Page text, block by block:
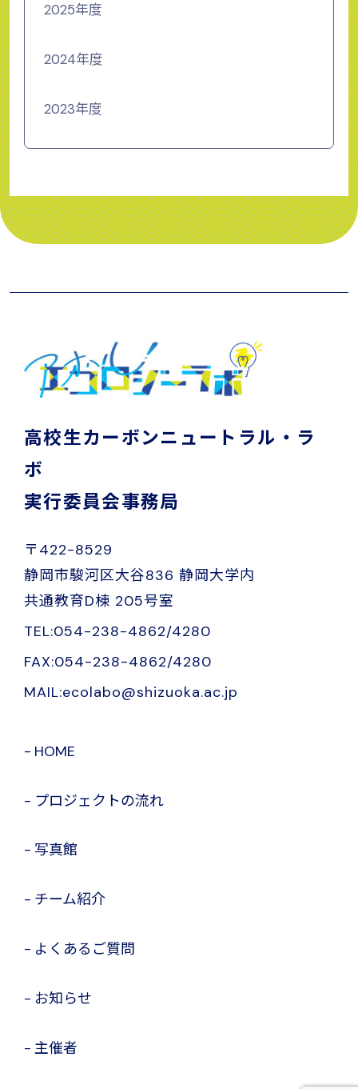
2025年度
2024年度
2023年度
高校生カーボンニュートラル・ラ
ボ
実行委員会事務局
〒422-8529
静岡市駿河区大谷836 静岡大学内
共通教育D棟 205号室
TEL:054-238-4862/4280
FAX:054-238-4862/4280
MAIL:ecolabo@shizuoka.ac.jp
HOME
プロジェクトの流れ
写真館
チーム紹介
よくあるご質問
お知らせ
主催者